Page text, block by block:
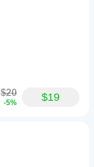
$20
-5% $19